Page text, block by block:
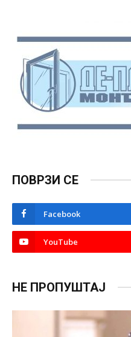
ПОВРЗИ СЕ
Facebook
YouTube
НЕ ПРОПУШТАЈ